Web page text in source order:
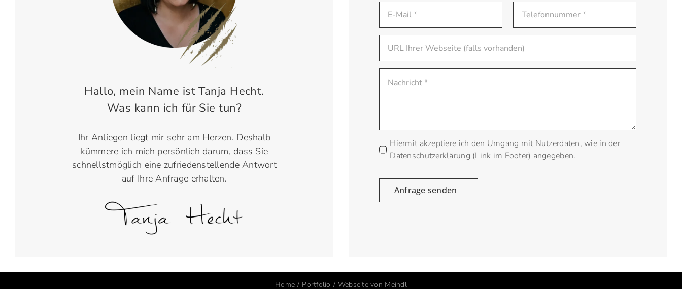
Hallo, mein Name ist Tanja Hecht.
Was kann ich für Sie tun?
Ihr Anliegen liegt mir sehr am Herzen. Deshalb
kümmere ich mich persönlich darum, dass Sie
schnellstmöglich eine zufriedenstellende Antwort
auf Ihre Anfrage erhalten.
Hiermit akzeptiere ich den Umgang mit Nutzerdaten, wie in der
Datenschutzerklärung (Link im Footer) angegeben.
Anfrage senden
Home Portfolio Webseite von Meindl